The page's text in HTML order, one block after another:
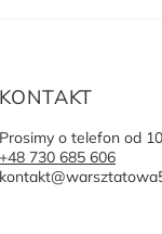
KONTAKT
Prosimy o telefon od
+48 730 685 606